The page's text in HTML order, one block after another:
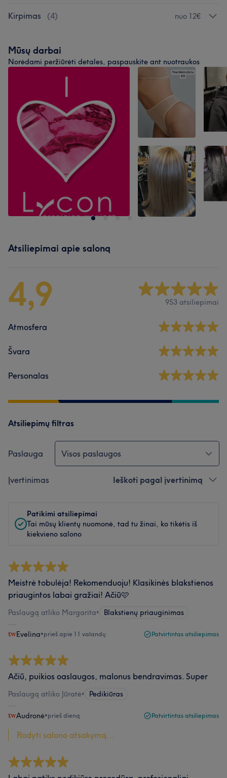
Kirpimas (4) nuo 12€
Mūsų darbai
Norėdami peržiūrėti detales, paspauskite ant nuotraukos
Atsiliepimai apie saloną
4,9 953 atsiliepimai
Atmosfera
Švara
Personalas
Atsiliepimų filtras
Paslauga Visos paslaugos
Įvertinimas Ieškoti pagal įvertinimą
Patikimi atsiliepimai
Tai mūsų klientų nuomonė, tad tu žinai, ko tikėtis iš
kiekvieno salono
Meistrė tobulėja! Rekomenduoju! Klasikinės blakstienos
priaugintos labai gražiai! Ačiū🩷
Paslaugą atliko Margarita• Blakstienų priauginimas
Evelina•prieš apie 11 valandų Patvirtintas atsiliepimas
Ačiū, puikios oaslaugos, malonus bendravimas. Super
Paslaugą atliko Jūratė• Pedikiūras
Audronė•prieš dieną Patvirtintas atsiliepimas
Rodyti salono atsakymą...